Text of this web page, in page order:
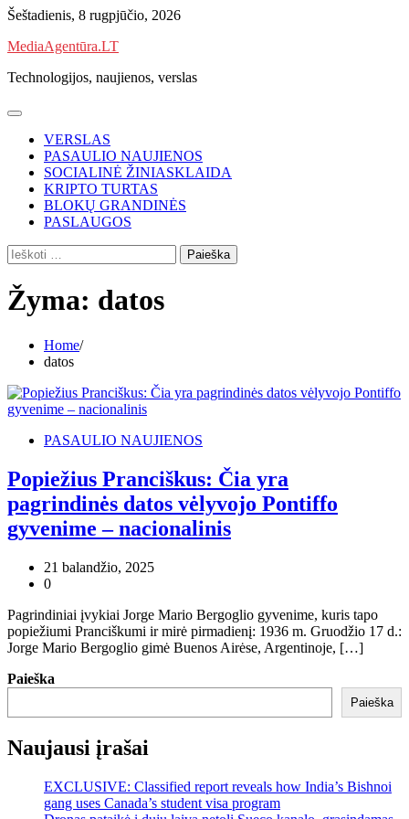
Skip
content
Šeštadienis, 8 rugpjūčio, 2026
MediaAgentūra.LT
Technologijos, naujienos, verslas
VERSLAS
PASAULIO NAUJIENOS
SOCIALINĖ ŽINIASKLAIDA
KRIPTO TURTAS
BLOKŲ GRANDINĖS
PASLAUGOS
Ieškoti:
Žyma: datos
Home
datos
PASAULIO NAUJIENOS
Popiežius Pranciškus: Čia yra
pagrindinės datos vėlyvojo Pontiffo
gyvenime – nacionalinis
21 balandžio, 2025
0
Pagrindiniai įvykiai Jorge Mario Bergoglio gyvenime, kuris tapo
popiežiumi Pranciškumi ir mirė pirmadienį: 1936 m. Gruodžio 17 d.:
Jorge Mario Bergoglio gimė Buenos Airėse, Argentinoje, […]
Paieška
Paieška
Naujausi įrašai
EXCLUSIVE: Classified report reveals how India’s Bishnoi
gang uses Canada’s student visa program